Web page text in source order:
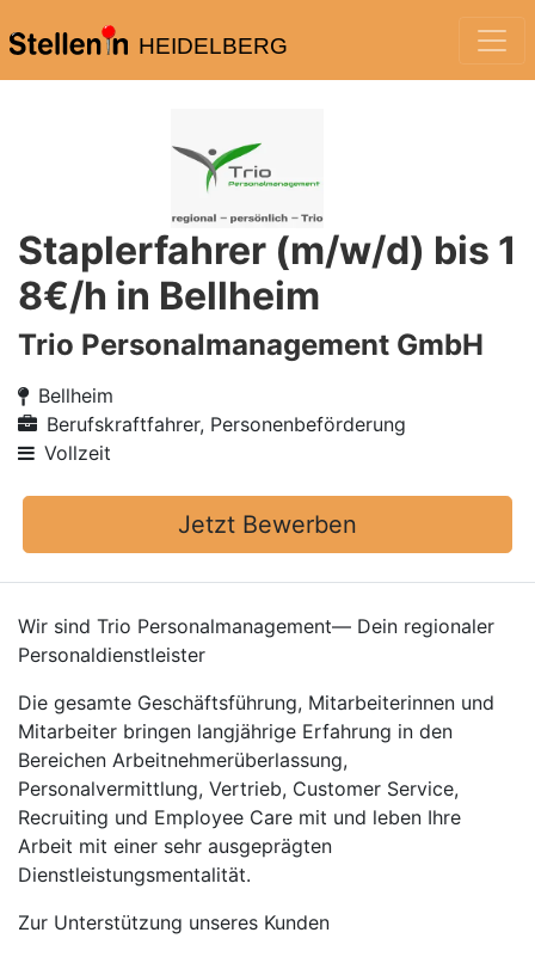
HEIDELBERG
Staplerfahrer (m/w/d) bis 1
8€/h in Bellheim
Trio Personalmanagement GmbH
Bellheim
Berufskraftfahrer, Personenbeförderung
Vollzeit
Jetzt Bewerben
Wir sind Trio Personalmanagement— Dein regionaler
Personaldienstleister
Die gesamte Geschäftsführung, Mitarbeiterinnen und
Mitarbeiter bringen langjährige Erfahrung in den
Bereichen Arbeitnehmerüberlassung,
Personalvermittlung, Vertrieb, Customer Service,
Recruiting und Employee Care mit und leben Ihre
Arbeit mit einer sehr ausgeprägten
Dienstleistungsmentalität.
Zur Unterstützung unseres Kunden